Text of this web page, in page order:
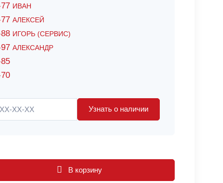
ИВАН
АЛЕКСЕЙ
ИГОРЬ (СЕРВИС)
АЛЕКСАНДР
Узнать о наличии
В корзину